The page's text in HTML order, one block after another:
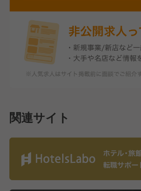
関連サイト